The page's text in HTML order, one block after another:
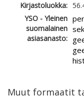
Kirjastoluokka:
YSO - Yleinen
suomalainen
asiasanasto:
Muut formaatit